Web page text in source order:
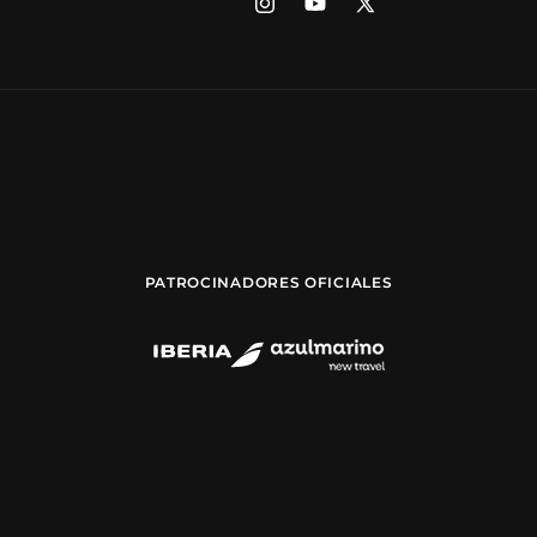
InstagramYouTube
X